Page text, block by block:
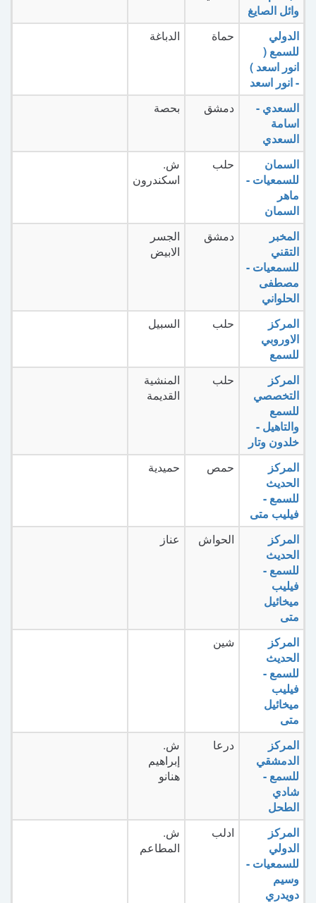
وائل الصايغ
الدولي
للسمع (
انور اسعد )
- انور اسعد
حماة الدباغة
السعدي -
اسامة
السعدي
دمشق بحصة
السمان
للسمعيات -
ماهر
السمان
حلب
ش.
اسكندرون
المخبر
التقني
للسمعيات -
مصطفى
الحلواني
دمشق
الجسر
الابيض
المركز
الاوروبي
للسمع
حلب السبيل
المركز
التخصصي
للسمع
والتاهيل -
خلدون وتار
حلب
المنشية
القديمة
المركز
الحديث
للسمع -
فيليب متى
حمص حميدية
المركز
الحديث
للسمع -
فيليب
ميخائيل
متى
الحواش عناز
المركز
الحديث
للسمع -
فيليب
ميخائيل
متى
شين
المركز
الدمشقي
للسمع -
شادي
الطحل
درعا
ش.
إبراهيم
هنانو
المركز
الدولي
للسمعيات -
وسيم
دويدري
ادلب
ش.
المطاعم